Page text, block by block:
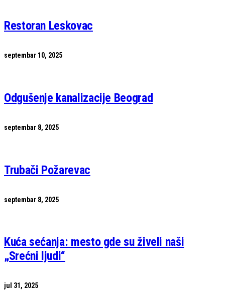
Restoran Leskovac
septembar 10, 2025
Odgušenje kanalizacije Beograd
septembar 8, 2025
Trubači Požarevac
septembar 8, 2025
Kuća sećanja: mesto gde su živeli naši
„Srećni ljudi“
jul 31, 2025